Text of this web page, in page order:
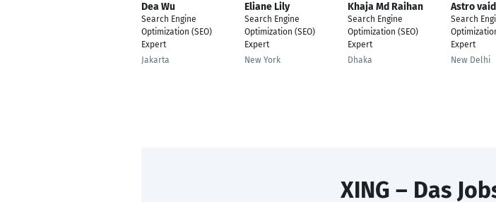
Dea Wu
Search Engine
Optimization (SEO)
Expert
Jakarta
Eliane Lily
Search Engine
Optimization (SEO)
Expert
New York
Khaja Md Raihan
Search Engine
Optimization (SEO)
Expert
Dhaka
Astro
Search
Expert
New Delhi
XING – Das